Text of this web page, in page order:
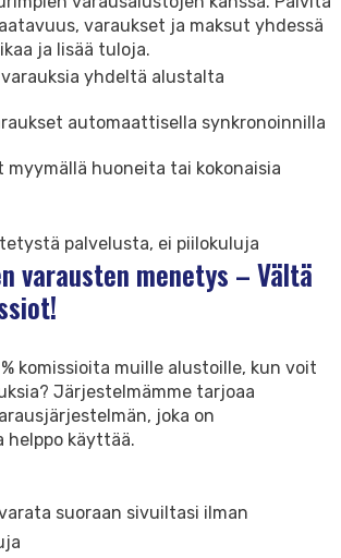
varaukset ja maksut yhdessä
ja lisää tuloja.
yhdeltä alustalta
automaattisella synkronoinnilla
myymällä huoneita tai kokonaisia
palvelusta, ei piilokuluja
varausten menetys – Vältä
komissioita muille alustoille, kun voit
Järjestelmämme tarjoaa
joka on
helppo käyttää.
suoraan sivuiltasi ilman